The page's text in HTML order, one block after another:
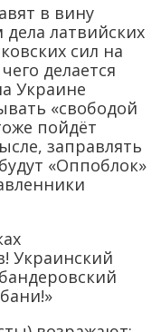
в вину
латвийских
сил на
делается
Украине
«свободой
пойдёт
заправлять
«Оппоблок»
Украинский